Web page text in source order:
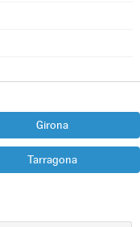
Girona
Tarragona